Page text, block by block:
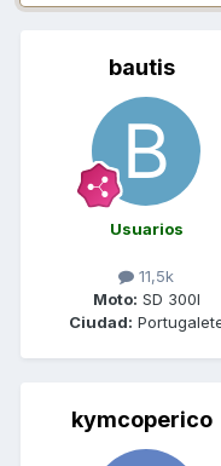
bautis
Usuarios
11,5k
Moto: SD 300I
Ciudad:
kymcoperico